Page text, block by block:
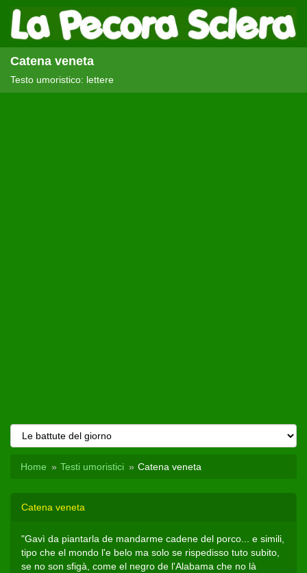
Catena veneta
Testo umoristico: lettere
Home Testi umoristici Catena veneta
Catena veneta
"Gavì da piantarla de mandarme cadene del porco... e simili,
tipo che el mondo l'e belo ma solo se rispedisso tuto subito,
se no son sfigà, come el negro de l'Alabama che no là